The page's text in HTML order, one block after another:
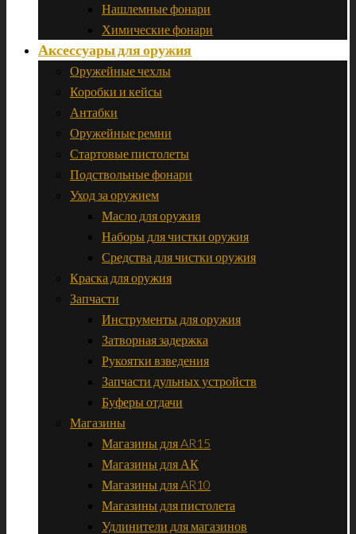
Нашлемные фонари
Химические фонари
Аксессуары для оружия
Оружейные чехлы
Коробки и кейсы
Антабки
Оружейные ремни
Стартовые пистолеты
Подствольные фонари
Уход за оружием
Масло для оружия
Наборы для чистки оружия
Средства для чистки оружия
Краска для оружия
Запчасти
Инструменты для оружия
Затворная задержка
Рукоятки взведения
Запчасти дульных устройств
Буферы отдачи
Магазины
Магазины для AR15
Магазины для АК
Магазины для AR10
Магазины для пистолета
Удлинители для магазинов